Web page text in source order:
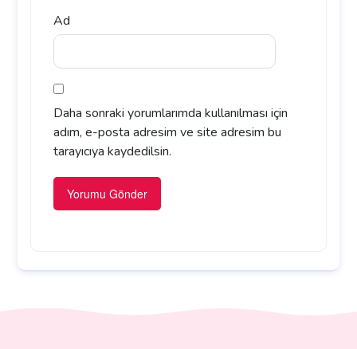
Ad
Daha sonraki yorumlarımda kullanılması için
adım, e-posta adresim ve site adresim bu
tarayıcıya kaydedilsin.